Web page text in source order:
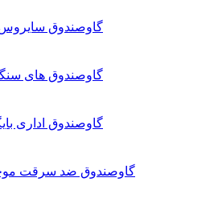
گاوصندوق سایروس
گاوصندوق های
گاوصندوق اداری
گاوصندوق ضد سرقت